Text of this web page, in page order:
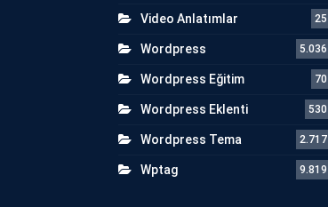
Video Anlatımlar 25
Wordpress 5.036
Wordpress Eğitim 70
Wordpress Eklenti 530
Wordpress Tema 2.717
Wptag 9.819